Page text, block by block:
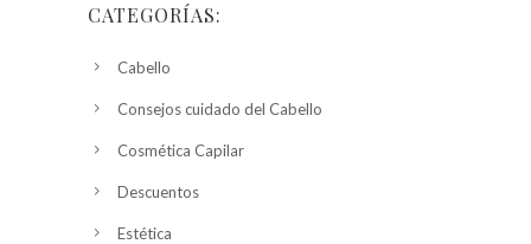
CATEGORÍAS:
Cabello
Consejos cuidado del Cabello
Cosmética Capilar
Descuentos
Estética